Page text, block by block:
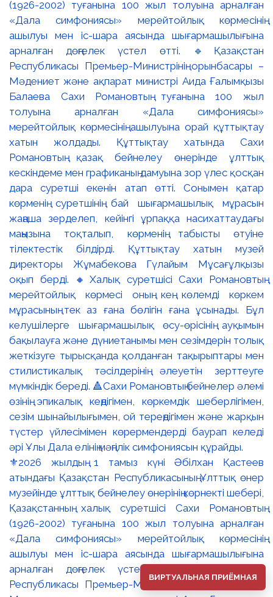
⚜️2026 жылдың 1 тамыз күні Әбілхан Қастеев
атындағы Қазақстан Республикасының Ұлттық өнер
музейінде ұлттық бейнелеу өнерінің көрнекті шебері,
Қазақстанның халық суретшісі Сахи Романовтың
(1926-2002) туғанына 100 жыл толуына арналған
«Дала симфониясы» мерейтойлық көрмесінің
ашылуы мен іс-шара аясында шығармашылығына
арналған дөңгелек үстел өтті. 🔹Қазақстан
Республикасы Премьер-Министрінің орынбасары –
ВИРТУАЛЬНАЯ ПРИЁМНАЯ